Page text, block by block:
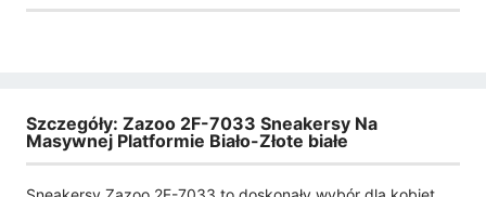
Szczegóły: Zazoo 2F-7033 Sneakersy Na
Masywnej Platformie Biało-Złote białe